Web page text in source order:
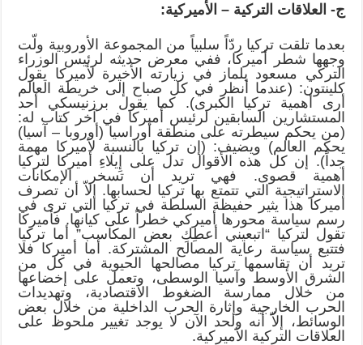
ج- العلاقات التركية – الأميركية:
بعدما تلقت تركيا ردّاً سلبياً من المجموعة الأوروبية ولّت
وجهها شطر أميركا، ففي معرض حديثه لرئيس الوزراء
التركي مسعود يلماز في زيارته الأخيرة لأميركا يقول
كلينتون: (عندما أنظر في كل صباح إلى خريطة العالم
أرى أهمية تركيا الكبرى). كما يقول برزنيسكي أحد
المستشارين السابقين لرئيس أميركا في آخر كتاب له:
(من يحكم سيطرته على منطقة أوراسيا (أوروبا – آسيا)
يحكم العالم) ويضيف: (إن تركيا بالنسبة لأميركا مهمة
جداً). إن كل هذه الأقوال تدل على إِيلاءِ أميركا لتركيا
أهمية قصوى. فهي تريد أن تسخر الإمكانات
الاستراتيجية التي تتمتع بها تركيا لحسابها. إلاّ أن تصرف
أميركا هذا يثير حفيظة السلطة في تركيا التي ترى في
رسم سياسة محورها أميركي خطراً على كيانها. فأميركا
تقول لتركيا “اتبعيني أعطِكِ بعض المكاسب” أما تركيا
فتتبع سياسة رعاية المصالح المشتركة. أما أميركا فلا
تريد أن تقاسمها تركيا مصالحها الحيوية في كل من
الشرق الأوسط وآسيا الوسطى، وتعمل على إخضاعها
من خلال ممارسة الضغوط الاقتصادية، وتهديدات
الحرب الخارجية وإثارة الحرب الداخلية من خلال بعض
الوسائط، إلاّ أنه ولحد الآن لا يوجد تغيير ملحوظ على
العلاقات التركية الأميركية.